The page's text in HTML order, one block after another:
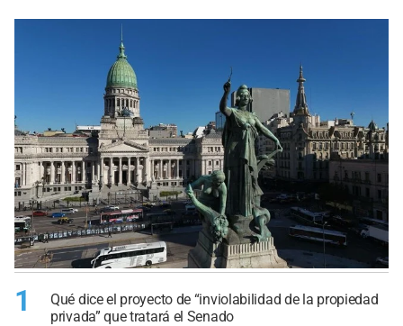
1
Qué dice el proyecto de “inviolabilidad de la propiedad
privada” que tratará el Senado